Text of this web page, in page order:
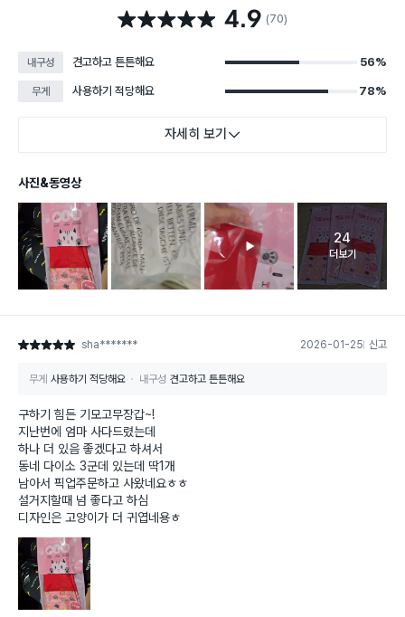
별점 4.9점 4.9 (70)
내구성 견고하고 튼튼해요 56%
무게 사용하기 적당해요 78%
자세히 보기
사진&동영상
고객 리뷰
24
더보기
별점 5점 sha******* 2026-01-25 신고
무게 사용하기 적당해요 내구성 견고하고 튼튼해요
구하기 힘든 기모고무장갑~!
지난번에 엄마 사다드렸는데
하나 더 있음 좋겠다고 하셔서
동네 다이소 3군데 있는데 딱1개
남아서 픽업주문하고 사왔네요ㅎㅎ
설거지할때 넘 좋다고 하심
디자인은 고양이가 더 귀엽네용ㅎ